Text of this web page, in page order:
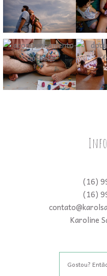
(16)
(16)
Karoline
Gostou?